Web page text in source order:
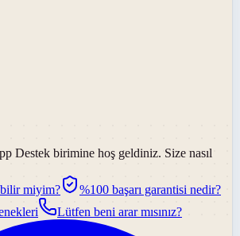
Destek birimine hoş geldiniz. Size nasıl
miyim?
%100 başarı garantisi nedir?
Lütfen beni arar mısınız?